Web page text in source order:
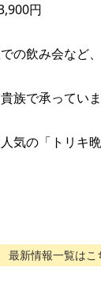
円
の飲み会など
族で承っていま
気の「トリキ
最新情報一覧はこ